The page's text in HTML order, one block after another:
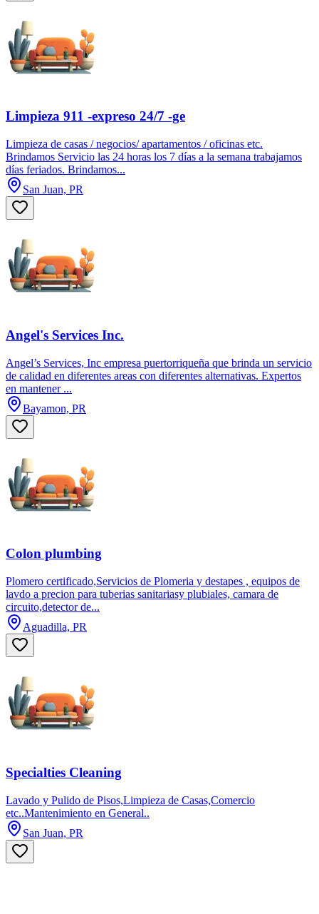
Limpieza 911 -expreso 24/7 -ge
Limpieza de casas / negocios/ apartamentos / oficinas etc.
Brindamos Servicio las 24 horas los 7 días a la semana trabajamos
días feriados. Brindamos...
San Juan, PR
Angel's Services Inc.
Angel’s Services, Inc empresa puertorriqueña que brinda un servicio
de calidad en diferentes areas con diferentes alternativas. Expertos
en mantener ...
Bayamon, PR
Colon plumbing
Plomero certificado,Servicios de Plomeria y destapes , equipos de
lavdo a precion para tuberias sanitariasy plubiales, camara de
circuito,detector de...
Aguadilla, PR
Specialties Cleaning
Lavado y Pulido de Pisos,Limpieza de Casas,Comercio
etc..Mantenimiento en General..
San Juan, PR